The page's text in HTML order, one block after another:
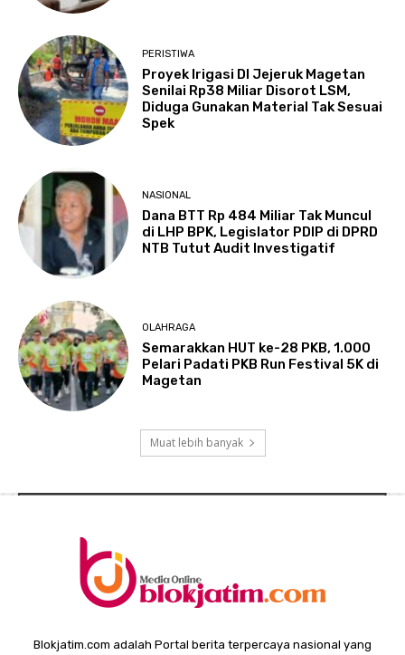
PERISTIWA
Proyek Irigasi DI Jejeruk Magetan
Senilai Rp38 Miliar Disorot LSM,
Diduga Gunakan Material Tak Sesuai
Spek
NASIONAL
Dana BTT Rp 484 Miliar Tak Muncul
di LHP BPK, Legislator PDIP di DPRD
NTB Tutut Audit Investigatif
OLAHRAGA
Semarakkan HUT ke-28 PKB, 1.000
Pelari Padati PKB Run Festival 5K di
Magetan
Muat lebih banyak
Blokjatim.com adalah Portal berita terpercaya nasional yang